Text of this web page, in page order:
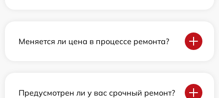
Меняется ли цена в процессе ремонта?
Предусмотрен ли у вас срочный ремонт?